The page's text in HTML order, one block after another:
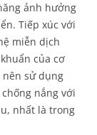
ảnh hưởng
Tiếp xúc với
miễn dịch
của cơ
nên sử dụng
nắng với
nhất là trong